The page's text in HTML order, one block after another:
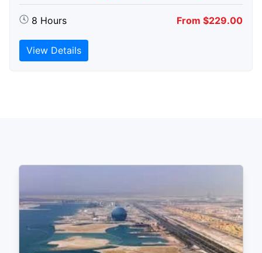
8 Hours From $229.00
View Details